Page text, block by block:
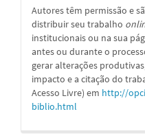
Autores têm permissão e
distribuir seu trabalho
institucionais ou na sua
antes ou durante o
gerar alterações
impacto e a citação do
Acesso Livre) em http://
biblio.html